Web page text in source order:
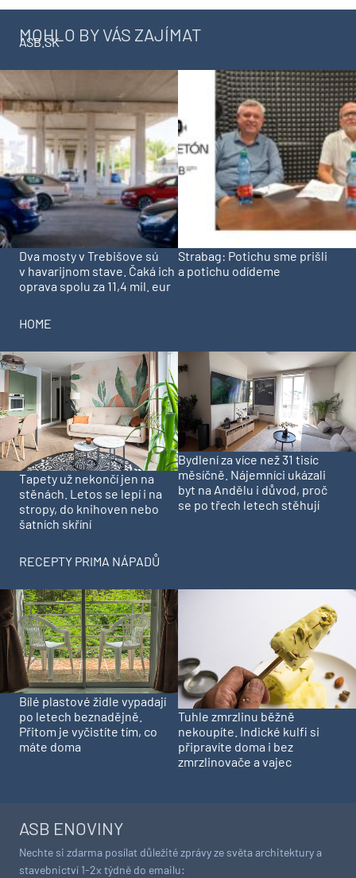
MOHLO BY VÁS ZAJÍMAT
ASB.SK
Dva mosty v Trebišove sú
v havarijnom stave. Čaká ich
oprava spolu za 11,4 mil. eur
Strabag: Potichu sme prišli
a potichu odídeme
HOME
Tapety už nekončí jen na
stěnách. Letos se lepí i na
stropy, do knihoven nebo
šatních skříní
Bydlení za více než 31 tisíc
měsíčně. Nájemníci ukázali
byt na Andělu i důvod, proč
se po třech letech stěhují
RECEPTY PRIMA NÁPADŮ
Bílé plastové židle vypadají
po letech beznadějně.
Přitom je vyčistíte tím, co
máte doma
Tuhle zmrzlinu běžně
nekoupíte. Indické kulfi si
připravíte doma i bez
zmrzlinovače a vajec
ASB ENOVINY
Nechte si zdarma posílat důležité zprávy ze světa architektury a
stavebnictví 1-2x týdně do emailu: